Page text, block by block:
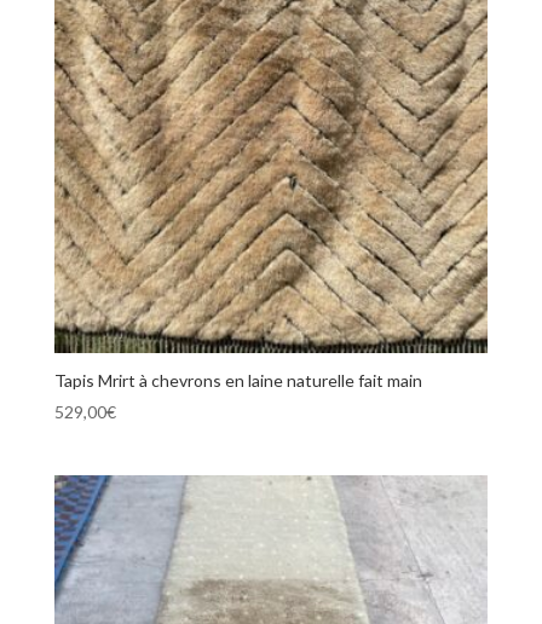
Tapis Mrirt à chevrons en laine naturelle fait main
529,00€